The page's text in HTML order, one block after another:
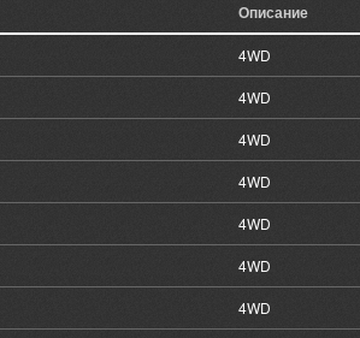
Описание
4WD
4WD
4WD
4WD
4WD
4WD
4WD